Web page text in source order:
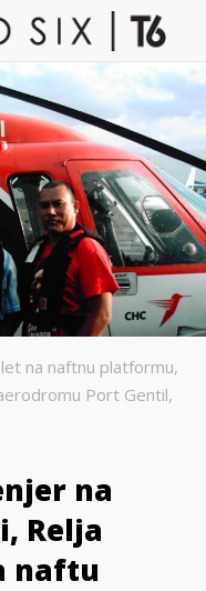
na naftnu platformu,
Port Gentil,
na
Relja
naftu